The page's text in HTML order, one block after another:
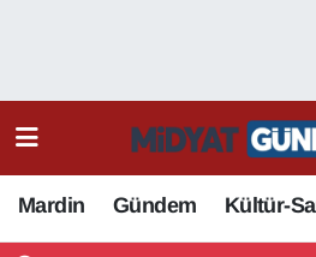
Mardin Gündem Kültür-